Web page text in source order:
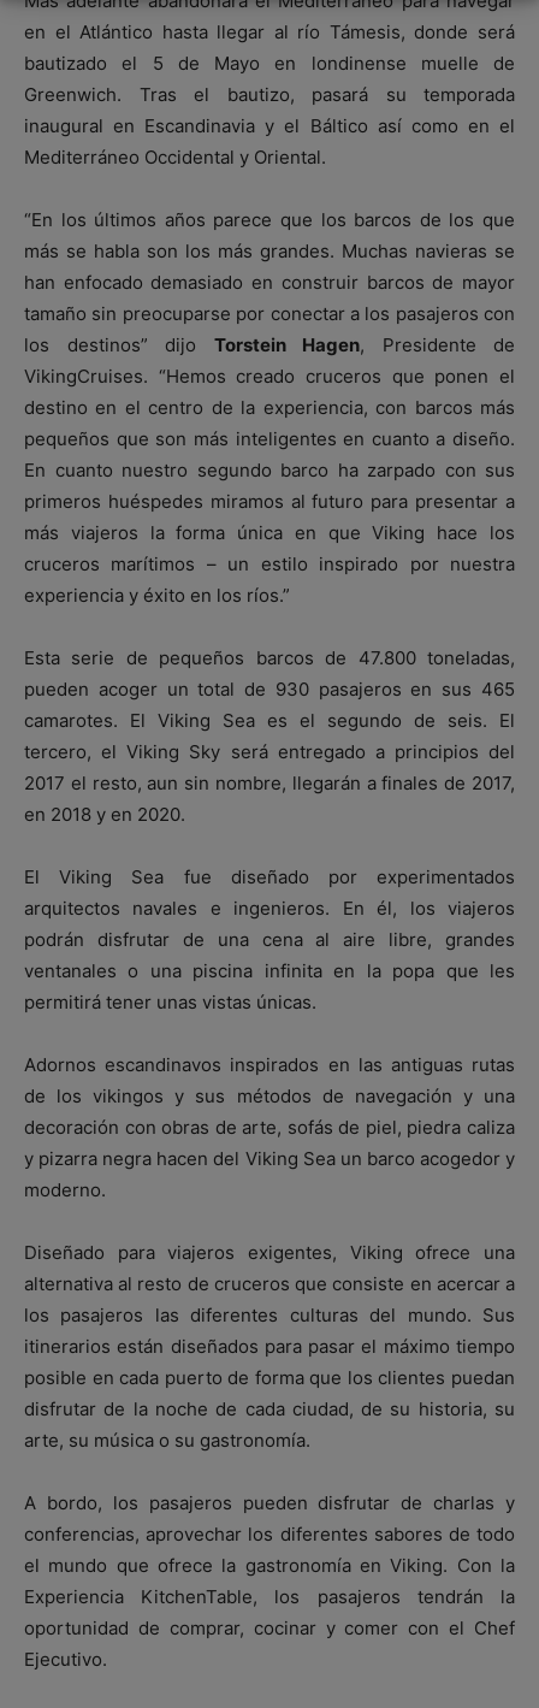
en el Atlántico hasta llegar al río Támesis, donde será
bautizado el 5 de Mayo en londinense muelle de
Greenwich. Tras el bautizo, pasará su temporada
inaugural en Escandinavia y el Báltico así como en el
Mediterráneo Occidental y Oriental.
“En los últimos años parece que los barcos de los que
más se habla son los más grandes. Muchas navieras se
han enfocado demasiado en construir barcos de mayor
tamaño sin preocuparse por conectar a los pasajeros con
los destinos” dijo Torstein Hagen, Presidente de
VikingCruises. “Hemos creado cruceros que ponen el
destino en el centro de la experiencia, con barcos más
pequeños que son más inteligentes en cuanto a diseño.
En cuanto nuestro segundo barco ha zarpado con sus
primeros huéspedes miramos al futuro para presentar a
más viajeros la forma única en que Viking hace los
cruceros marítimos – un estilo inspirado por nuestra
experiencia y éxito en los ríos.”
Esta serie de pequeños barcos de 47.800 toneladas,
pueden acoger un total de 930 pasajeros en sus 465
camarotes. El Viking Sea es el segundo de seis. El
tercero, el Viking Sky será entregado a principios del
2017 el resto, aun sin nombre, llegarán a finales de 2017,
en 2018 y en 2020.
El Viking Sea fue diseñado por experimentados
arquitectos navales e ingenieros. En él, los viajeros
podrán disfrutar de una cena al aire libre, grandes
ventanales o una piscina infinita en la popa que les
permitirá tener unas vistas únicas.
Adornos escandinavos inspirados en las antiguas rutas
de los vikingos y sus métodos de navegación y una
decoración con obras de arte, sofás de piel, piedra caliza
y pizarra negra hacen del Viking Sea un barco acogedor y
moderno.
Diseñado para viajeros exigentes, Viking ofrece una
alternativa al resto de cruceros que consiste en acercar a
los pasajeros las diferentes culturas del mundo. Sus
itinerarios están diseñados para pasar el máximo tiempo
posible en cada puerto de forma que los clientes puedan
disfrutar de la noche de cada ciudad, de su historia, su
arte, su música o su gastronomía.
A bordo, los pasajeros pueden disfrutar de charlas y
conferencias, aprovechar los diferentes sabores de todo
el mundo que ofrece la gastronomía en Viking. Con la
Experiencia KitchenTable, los pasajeros tendrán la
oportunidad de comprar, cocinar y comer con el Chef
Ejecutivo.